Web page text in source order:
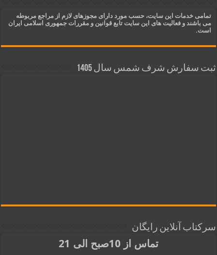
تمامی خدمات این سایت، حسب مورد دارای مجوزهای لازم از مراجع مربوطه
می باشند و فعالیت های این سایت تابع قوانین و مقررات جمهوری اسلامی ایران
است.
ثبت سفارش شرف شمس سال 1405
سرکتاب آنلاین رایگان
تماس از 10صبح الی 21